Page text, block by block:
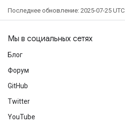
Последнее обновление: 2025-07-25 UTC.
Мы в социальных сетях
Блог
Форум
GitHub
Twitter
YouTube